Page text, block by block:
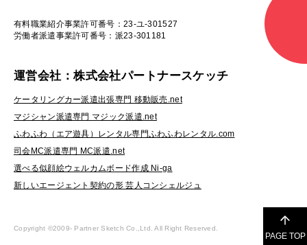
有料職業紹介事業許可番号：23-ユ-301527
労働者派遣事業許可番号：派23-301181
運営会社：株式会社パートナースケッチ
ケータリングカー派遣出張専門 移動販売.net
マジシャン派遣専門 マジック派遣.net
ふわふわ（エア遊具）レンタル専門ふわふわレンタル.com
司会MC派遣専門 MC派遣.net
選べる似顔絵ウェルカムボード作成 Ni-ga
新しいエージェント契約の形 芸人コンシェルジュ
Copyright ©2009- Partner Sketch Co.,Ltd. All Right Reserved.
PAGE TOP